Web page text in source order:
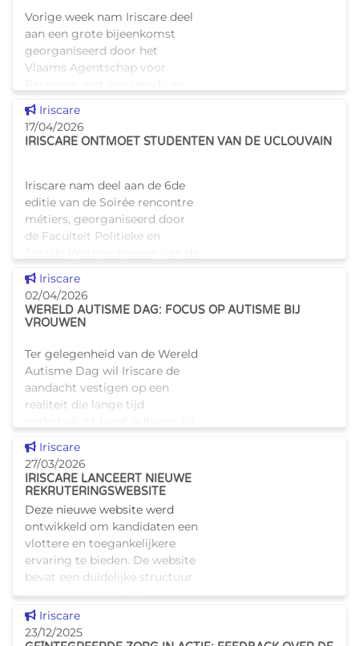
Vorige week nam Iriscare deel
aan een grote bijeenkomst
georganiseerd door het
Vlaams Agentschap voor
(VAPH). Het evenement vond
plaats in Expo Gent en stond in
het teken va
Dit nieuws tonen
Iriscare
17/04/2026
IRISCARE ONTMOET STUDENTEN VAN DE UCLOUVAIN
Iriscare nam deel aan de 6de
editie van de Soirée rencontre
métiers, georganiseerd door
de Faculteit Politieke en
UCLouvain.Tijdens dit
evenement stelde Iriscare haar
o
Dit nieuws tonen
Iriscare
02/04/2026
WERELD AUTISME DAG: FOCUS OP AUTISME BIJ
VROUWEN
Ter gelegenheid van de Wereld
Autisme Dag wil Iriscare de
aandacht vestigen op een
realiteit die lange tijd
vrouwen. In België hebben
naar schatting 110.000 mensen
ee
Dit nieuws tonen
Iriscare
27/03/2026
IRISCARE LANCEERT NIEUWE
REKRUTERINGSWEBSITE
Deze nieuwe website werd
ontwikkeld om kandidaten een
vlottere en toegankelijkere
ervaring te bieden. De website
bevat een duidelijke structuur
van de vacatures, een
eenvoudige navigatie en een
snell
Dit nieuws tonen
Iriscare
23/12/2025